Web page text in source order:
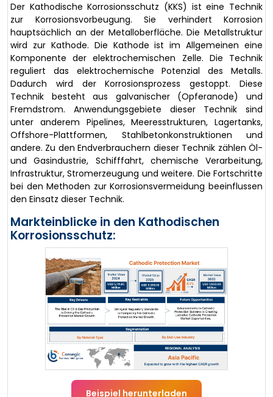
Der Kathodische Korrosionsschutz (KKS) ist eine Technik
zur Korrosionsvorbeugung. Sie verhindert Korrosion
hauptsächlich an der Metalloberfläche. Die Metallstruktur
wird zur Kathode. Die Kathode ist im Allgemeinen eine
Komponente der elektrochemischen Zelle. Die Technik
reguliert das elektrochemische Potenzial des Metalls.
Dadurch wird der Korrosionsprozess gestoppt. Diese
Technik besteht aus galvanischer (Opferanode) und
Fremdstrom. Anwendungsgebiete dieser Technik sind
unter anderem Pipelines, Meeresstrukturen, Lagertanks,
Offshore-Plattformen, Stahlbetonkonstruktionen und
andere. Zu den Endverbrauchern dieser Technik zählen Öl-
und Gasindustrie, Schifffahrt, chemische Verarbeitung,
Infrastruktur, Stromerzeugung und weitere. Die Fortschritte
bei den Methoden zur Korrosionsvermeidung beeinflussen
den Einsatz dieser Technik.
Markteinblicke in den Kathodischen
Korrosionsschutz:
Beispiel herunterladen